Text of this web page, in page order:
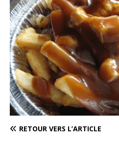
RETOUR VERS L’ARTICLE